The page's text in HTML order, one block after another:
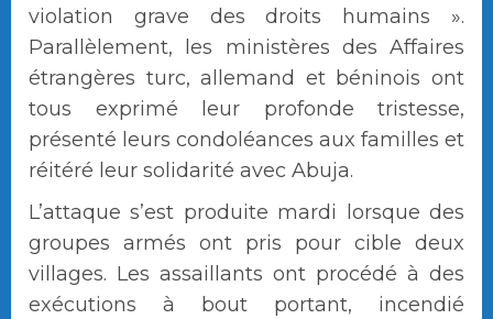
violation grave des droits humains ».
Parallèlement, les ministères des Affaires
étrangères turc, allemand et béninois ont
tous exprimé leur profonde tristesse,
présenté leurs condoléances aux familles et
réitéré leur solidarité avec Abuja.
L’attaque s’est produite mardi lorsque des
groupes armés ont pris pour cible deux
villages. Les assaillants ont procédé à des
exécutions à bout portant, incendié